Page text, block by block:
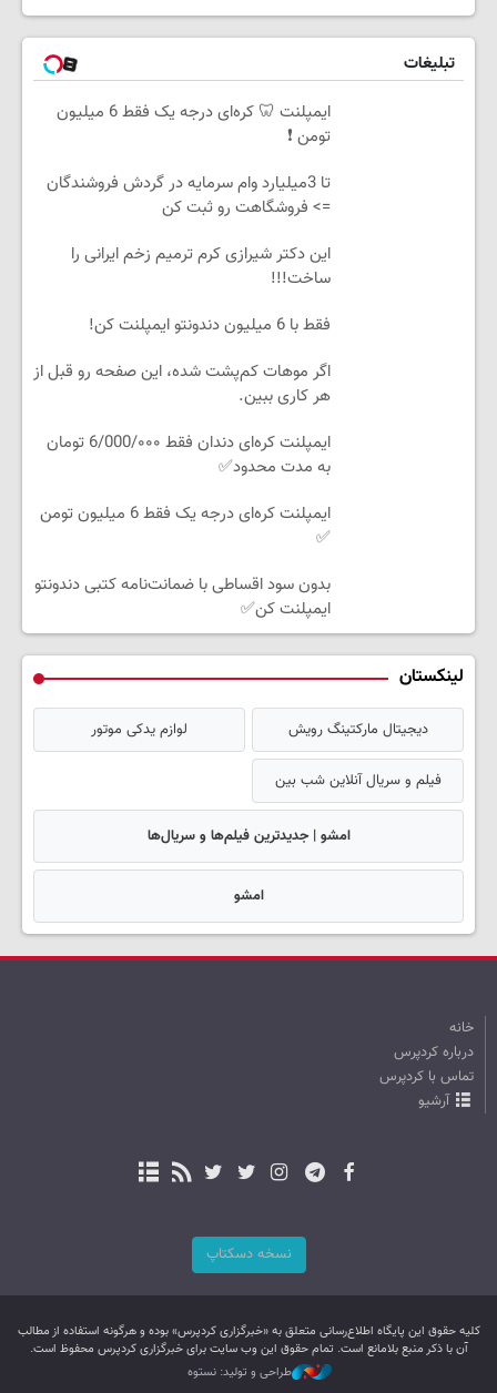
تبلیغات
ایمپلنت 🦷 کره‌ای درجه یک فقط 6 میلیون
تومن ❗
تا 3میلیارد وام سرمایه در گردش فروشندگان
=> فروشگاهت رو ثبت کن
این دکتر شیرازی کرم ترمیم زخم ایرانی را
ساخت!!!
فقط با 6 میلیون دندونتو ایمپلنت کن!
اگر موهات کم‌پشت شده، این صفحه رو قبل از
هر کاری ببین.
ایمپلنت کره‌ای دندان فقط 6/000/۰۰۰ تومان
به مدت محدود✅
ایمپلنت کره‌ای درجه یک فقط 6 میلیون تومن
✅
بدون سود اقساطی با ضمانت‌نامه کتبی دندونتو
ایمپلنت کن✅
لینکستان
دیجیتال مارکتینگ رویش لوازم یدکی موتور
فیلم و سریال آنلاین شب بین
امشو | جدیدترین فیلم‌ها و سریال‌ها
امشو
خانه
درباره کردپرس
تماس با کردپرس
آرشیو
نسخه دسکتاپ
کليه حقوق اين پایگاه اطلاع‌رسانی متعلق به «خبرگزاری کردپرس» بوده و هرگونه استفاده از مطالب
آن با ذکر منبع بلامانع است. تمام حقوق این وب سایت برای خبرگزاری کردپرس محفوظ است.
طراحی و تولید: نستوه